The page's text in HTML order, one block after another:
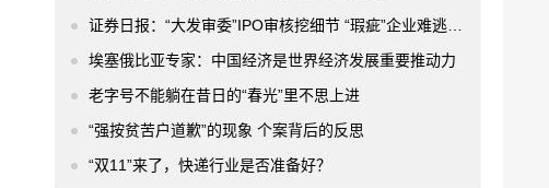
证券日报：“大发审委”IPO审核挖细节 “瑕疵”企业难逃法眼
埃塞俄比亚专家：中国经济是世界经济发展重要推动力
老字号不能躺在昔日的“春光”里不思上进
“强按贫苦户道歉”的现象 个案背后的反思
“双11”来了，快递行业是否准备好？